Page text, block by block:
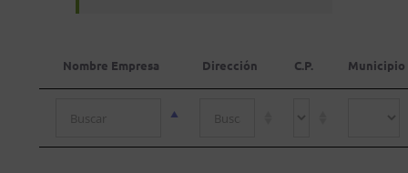
Nombre Empresa Dirección C.P. Municipio